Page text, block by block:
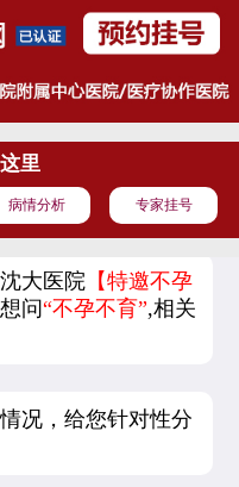
里
病情分析 专家挂号
大医院 【特邀不孕
问“不孕不育”,相关
况，给您针对性分